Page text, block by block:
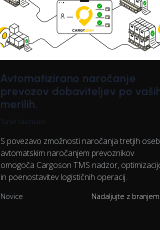
Avtomatizirano naročanje
prevozov dobaviteljev po
merilih.
Tanel Vaarmann
S povezavo zmožnosti naročanja tretjih
avtomatskim naročanjem prevoznikov
omogoča Cargoson TMS nadzor,
in poenostavitev logističnih operacij.
Novice Nadaljujte z